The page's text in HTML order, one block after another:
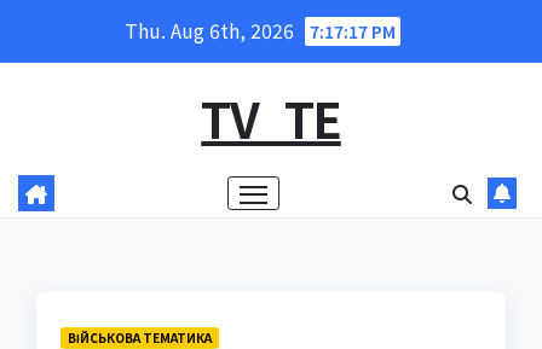
Thu. Aug 6th, 2026 7:17:18 PM
TV_TE
ВІЙСЬКОВА ТЕМАТИКА